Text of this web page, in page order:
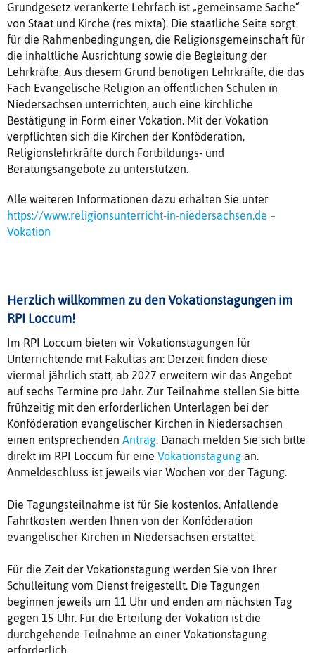
Grundgesetz verankerte Lehrfach ist „gemeinsame Sache“
von Staat und Kirche (res mixta). Die staatliche Seite sorgt
für die Rahmenbedingungen, die Religionsgemeinschaft für
die inhaltliche Ausrichtung sowie die Begleitung der
Lehrkräfte. Aus diesem Grund benötigen Lehrkräfte, die das
Fach Evangelische Religion an öffentlichen Schulen in
Niedersachsen unterrichten, auch eine kirchliche
Bestätigung in Form einer Vokation. Mit der Vokation
verpflichten sich die Kirchen der Konföderation,
Religionslehrkräfte durch Fortbildungs- und
Beratungsangebote zu unterstützen.
Alle weiteren Informationen dazu erhalten Sie unter
https://www.religionsunterricht-in-niedersachsen.de –
Vokation
Herzlich willkommen zu den Vokationstagungen im
RPI Loccum!
Im RPI Loccum bieten wir Vokationstagungen für
Unterrichtende mit Fakultas an: Derzeit finden diese
viermal jährlich statt, ab 2027 erweitern wir das Angebot
auf sechs Termine pro Jahr. Zur Teilnahme stellen Sie bitte
frühzeitig mit den erforderlichen Unterlagen bei der
Konföderation evangelischer Kirchen in Niedersachsen
einen entsprechenden Antrag. Danach melden Sie sich bitte
direkt im RPI Loccum für eine Vokationstagung an.
Anmeldeschluss ist jeweils vier Wochen vor der Tagung.
Die Tagungsteilnahme ist für Sie kostenlos. Anfallende
Fahrtkosten werden Ihnen von der Konföderation
evangelischer Kirchen in Niedersachsen erstattet.
Für die Zeit der Vokationstagung werden Sie von Ihrer
Schulleitung vom Dienst freigestellt. Die Tagungen
beginnen jeweils um 11 Uhr und enden am nächsten Tag
gegen 15 Uhr. Für die Erteilung der Vokation ist die
durchgehende Teilnahme an einer Vokationstagung
erforderlich.